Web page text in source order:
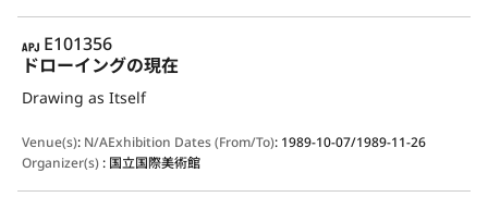
APJ
E101356
ドローイングの現在
Drawing as Itself
Venue(s): N/AExhibition Dates (From/To): 1989-10-07/1989-11-26
Organizer(s): 国立国際美術館